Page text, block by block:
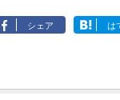
シェア は